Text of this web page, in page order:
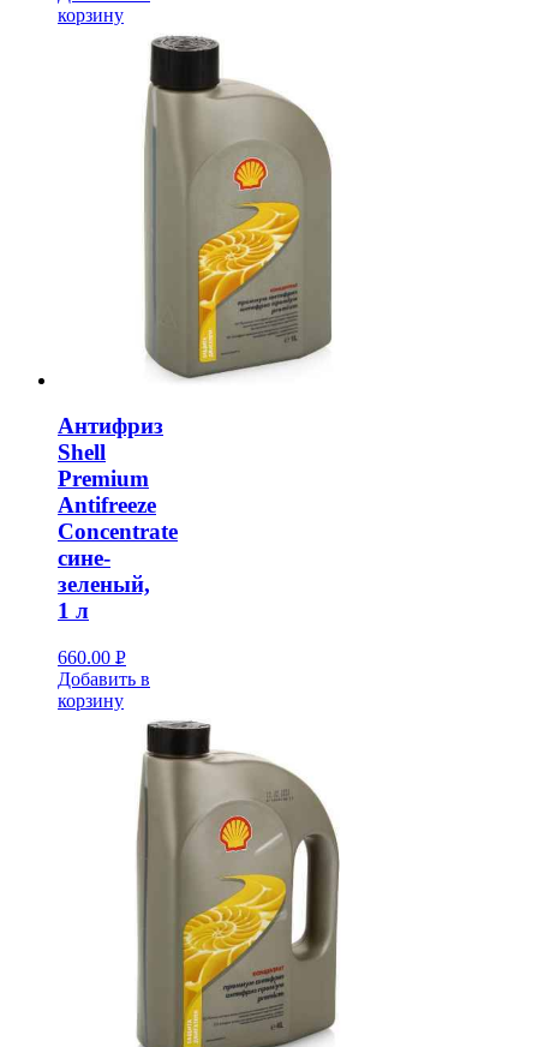
корзину
Антифриз
Shell
Premium
Antifreeze
Concentrate
сине-
зеленый,
1 л
660.00 Р
УБ.
Добавить в
корзину